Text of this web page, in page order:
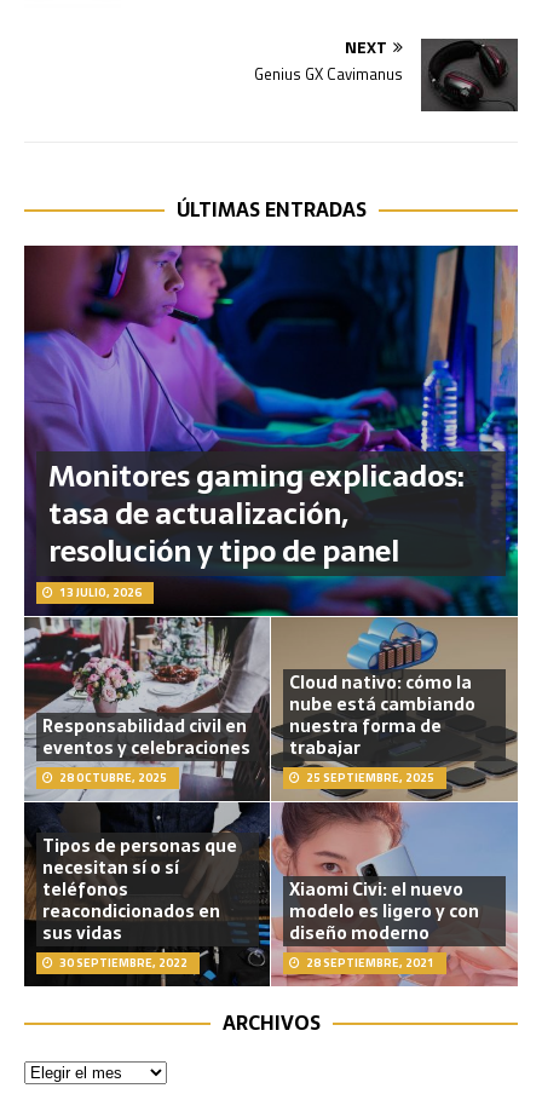
NEXT
Genius GX Cavimanus
ÚLTIMAS ENTRADAS
Monitores gaming explicados:
tasa de actualización,
resolución y tipo de panel
13 JULIO, 2026
Responsabilidad civil en
eventos y celebraciones
28 OCTUBRE, 2025
Cloud nativo: cómo la
nube está cambiando
nuestra forma de
trabajar
25 SEPTIEMBRE, 2025
Tipos de personas que
necesitan sí o sí
teléfonos
reacondicionados en
sus vidas
30 SEPTIEMBRE, 2022
Xiaomi Civi: el nuevo
modelo es ligero y con
diseño moderno
28 SEPTIEMBRE, 2021
ARCHIVOS